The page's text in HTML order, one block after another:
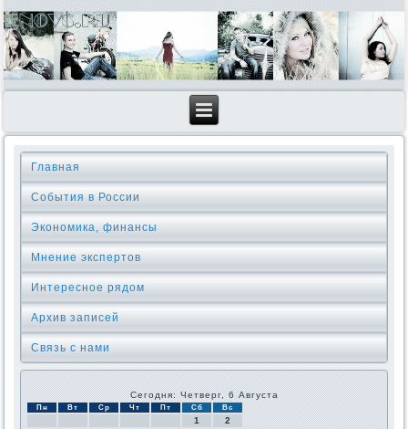
Главная
События в России
Экономика, финансы
Мнение экспертов
Интересное рядом
Архив записей
Связь с нами
Сегодня: Четверг, 6 Августа
Пн Вт Ср Чт Пт Сб Вс
1
2